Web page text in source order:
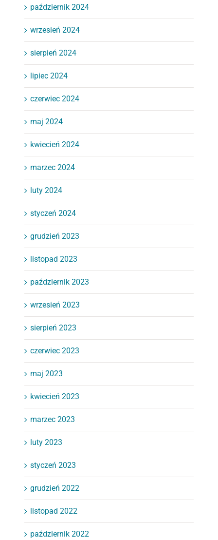
październik 2024
wrzesień 2024
sierpień 2024
lipiec 2024
czerwiec 2024
maj 2024
kwiecień 2024
marzec 2024
luty 2024
styczeń 2024
grudzień 2023
listopad 2023
październik 2023
wrzesień 2023
sierpień 2023
czerwiec 2023
maj 2023
kwiecień 2023
marzec 2023
luty 2023
styczeń 2023
grudzień 2022
listopad 2022
październik 2022